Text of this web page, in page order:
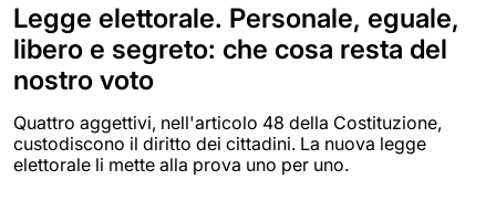
Legge elettorale. Personale, eguale,
libero e segreto: che cosa resta del
nostro voto
Quattro aggettivi, nell'articolo 48 della Costituzione,
custodiscono il diritto dei cittadini. La nuova legge
elettorale li mette alla prova uno per uno.